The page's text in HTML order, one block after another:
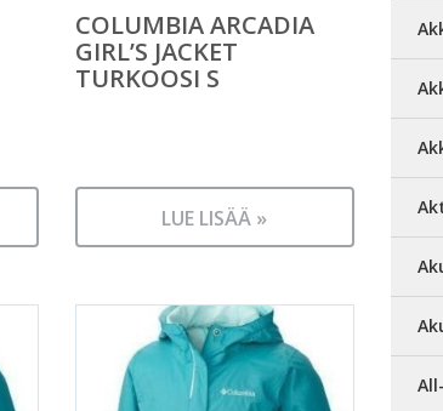
COLUMBIA ARCADIA
GIRL’S JACKET
TURKOOSI S
LUE LISÄÄ »